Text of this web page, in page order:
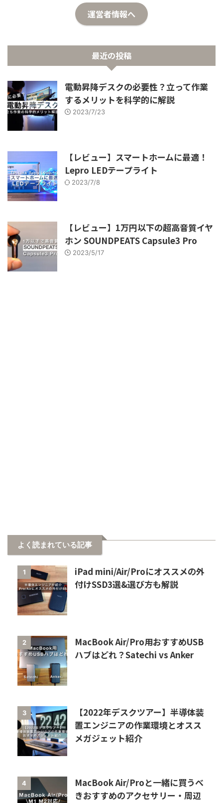
運営者情報へ
最近の投稿
電動昇降デスクの必要性？立って作業
するメリットを科学的に解説
2023/7/23
【レビュー】スマートホームに最適！
Lepro LEDテープライト
2023/7/8
【レビュー】1万円以下の超高音質イヤ
ホン SOUNDPEATS Capsule3 Pro
2023/5/17
よく読まれている記事
1
iPad mini/Air/Proにオススメの外
付けSSD3選&選び方も解説
2
MacBook Air/Pro用おすすめUSB
ハブはどれ？Satechi vs Anker
3
【2022年デスクツアー】半導体装
置エンジニアの作業環境とオスス
メガジェット紹介
4
MacBook Air/Proと一緒に買うべ
きおすすめのアクセサリー・周辺